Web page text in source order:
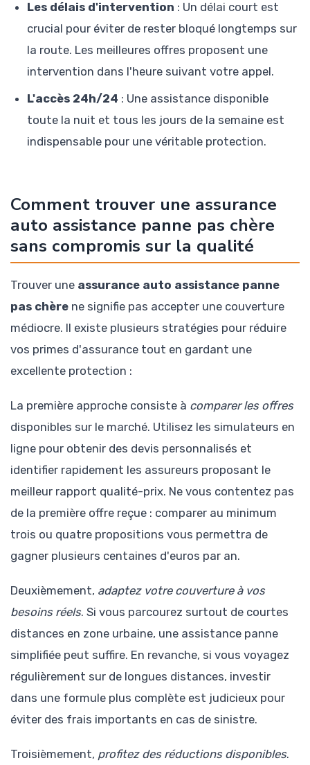
Les délais d'intervention : Un délai court est
crucial pour éviter de rester bloqué longtemps sur
la route. Les meilleures offres proposent une
intervention dans l'heure suivant votre appel.
L'accès 24h/24 : Une assistance disponible
toute la nuit et tous les jours de la semaine est
indispensable pour une véritable protection.
Comment trouver une assurance
auto assistance panne pas chère
sans compromis sur la qualité
Trouver une assurance auto assistance panne
pas chère ne signifie pas accepter une couverture
médiocre. Il existe plusieurs stratégies pour réduire
vos primes d'assurance tout en gardant une
excellente protection :
La première approche consiste à comparer les offres
disponibles sur le marché. Utilisez les simulateurs en
ligne pour obtenir des devis personnalisés et
identifier rapidement les assureurs proposant le
meilleur rapport qualité-prix. Ne vous contentez pas
de la première offre reçue : comparer au minimum
trois ou quatre propositions vous permettra de
gagner plusieurs centaines d'euros par an.
Deuxièmement, adaptez votre couverture à vos
besoins réels. Si vous parcourez surtout de courtes
distances en zone urbaine, une assistance panne
simplifiée peut suffire. En revanche, si vous voyagez
régulièrement sur de longues distances, investir
dans une formule plus complète est judicieux pour
éviter des frais importants en cas de sinistre.
Troisièmement, profitez des réductions disponibles.